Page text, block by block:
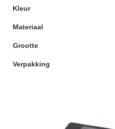
Kleur
Materiaal
Grootte
Verpakking